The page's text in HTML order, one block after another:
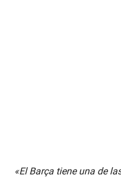
«El Barça tiene una de